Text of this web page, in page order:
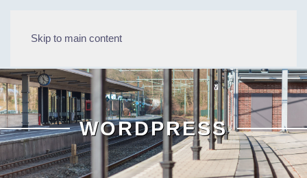
Skip to main content
WORDPRESS